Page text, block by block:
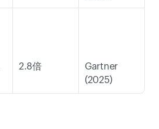
2.8倍
Gartner
(2025)